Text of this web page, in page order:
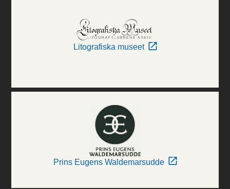
Litografiska museet
Prins Eugens Waldemarsudde